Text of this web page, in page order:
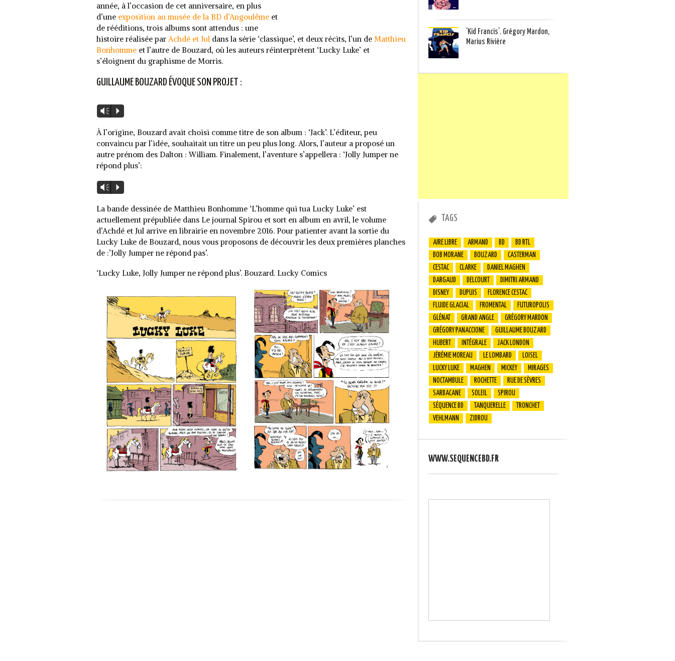
année, à l’occasion de cet anniversaire, en plus
d’une exposition au musée de la BD d’Angoulême et
de rééditions, trois albums sont attendus : une
histoire réalisée par Achdé et Jul dans la série ‘classique’, et deux récits, l’un de Matthieu
Bonhomme et l’autre de Bouzard, où les auteurs réinterprètent ‘Lucky Luke’ et
s’éloignent du graphisme de Morris.
GUILLAUME BOUZARD ÉVOQUE SON PROJET :
Lecteur
audio
Vm P
À l’origine, Bouzard avait choisi comme titre de son album : ‘Jack’. L’éditeur, peu
convaincu par l’idée, souhaitait un titre un peu plus long. Alors, l’auteur a proposé un
autre prénom des Dalton : William. Finalement, l’aventure s’appellera : ‘Jolly Jumper ne
répond plus’:
Lecteur
audio
Vm P
La bande dessinée de Matthieu Bonhomme ‘L’homme qui tua Lucky Luke’ est
actuellement prépubliée dans Le journal Spirou et sort en album en avril, le volume
d’Achdé et Jul arrive en librairie en novembre 2016. Pour patienter avant la sortie du
Lucky Luke de Bouzard, nous vous proposons de découvrir les deux premières planches
de :’Jolly Jumper ne répond pas’.
‘Lucky Luke, Jolly Jumper ne répond plus’. Bouzard. Lucky Comics
‘Kid Francis’. Grégory Mardon,
Marius Rivière
TAGS
AIRE LIBRE ARMAND BD
BD RTL
BOB MORANE
BOUZARD
CASTERMAN
CESTAC
CLARKE
DANIEL MAGHEN
DARGAUD
DELCOURT
DIMITRI ARMAND
DISNEY
DUPUIS
FLORENCE CESTAC
FLUIDE GLACIAL
FROMENTAL
FUTUROPOLIS
GLÉNAT
GRAND ANGLE
GRÉGORY MARDON
GRÉGORY PANACCIONE
GUILLAUME BOUZARD
HUBERT
INTÉGRALE
JACK LONDON
JÉRÉMIE MOREAU
LE LOMBARD
LOISEL
LUCKY LUKE
MAGHEN MICKEY
MIRAGES
NOCTAMBULE
ROCHETTE
RUE DE SÈVRES
SARBACANE
SOLEIL
SPIROU
SÉQUENCE BD
TANQUERELLE
TRONCHET
VEHLMANN
ZIDROU
WWW.SEQUENCEBD.FR